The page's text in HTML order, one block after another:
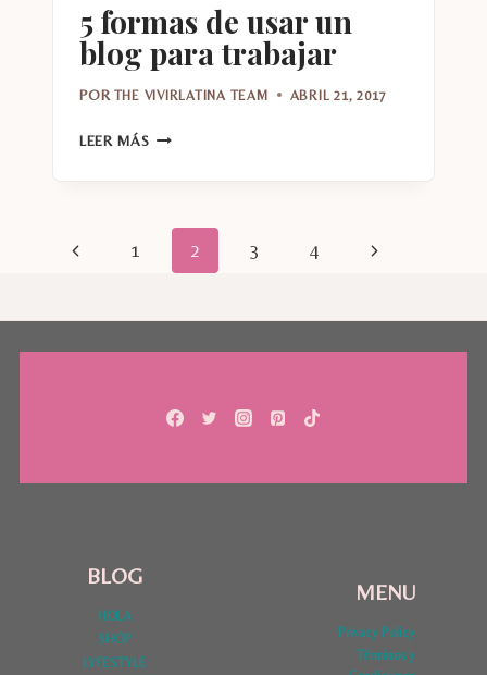
5 formas de usar un
blog para trabajar
POR THE VIVIRLATINA TEAM ABRIL 21, 2017
LEER MÁS
PARA
Navegación
Página
1 2 3 4
Siguiente
BLOG
HOLA
SHOP
LYFESTYLE
MENU
Privacy Policy
Términos y